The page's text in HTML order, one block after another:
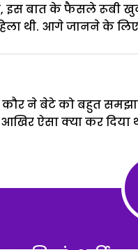
इस बात के फैसले रूबी
थी. आगे जानने के
ने बेटे को बहुत
आखिर ऐसा क्या कर दिया